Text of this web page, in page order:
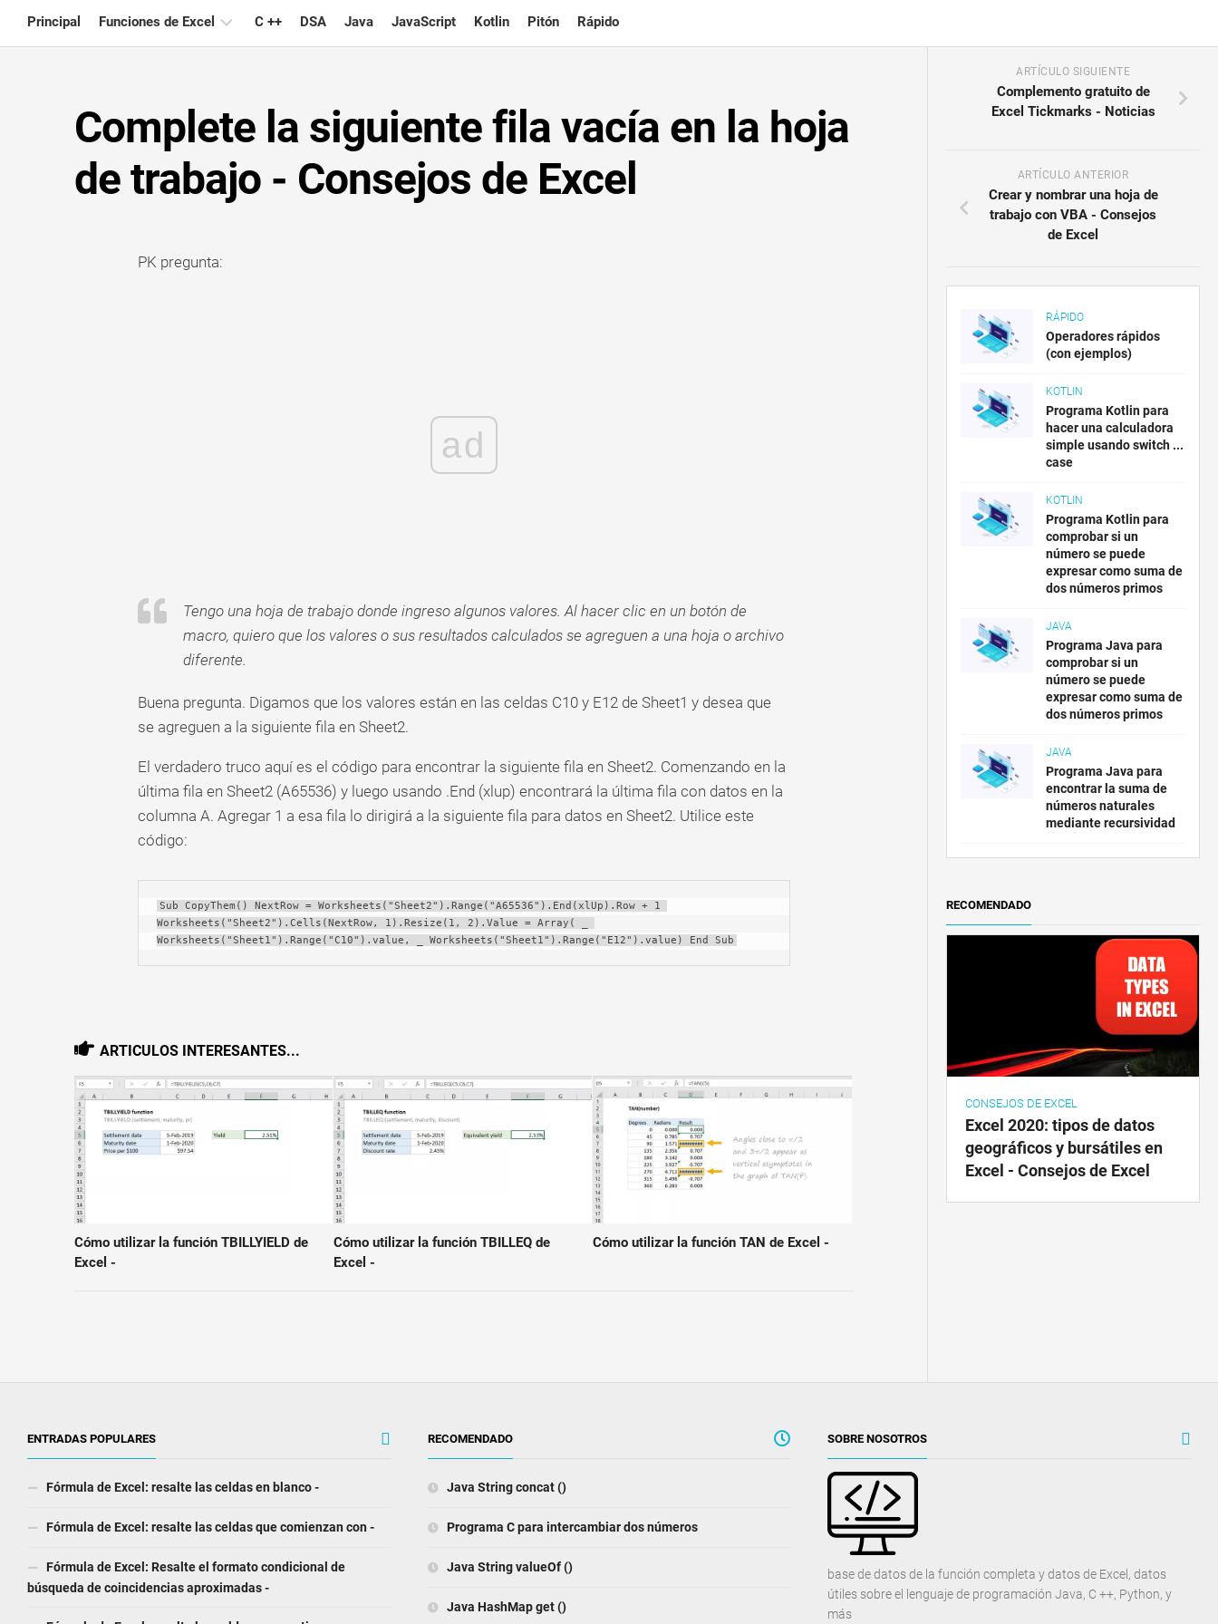
content
Principal Funciones de Excel
Consejos
de
Fórmula
Atajos
C ++ DSA Java JavaScript Kotlin Pitón Rápido
Complete la siguiente fila vacía en la hoja
de trabajo - Consejos de Excel
PK pregunta:
ad
Tengo una hoja de trabajo donde ingreso algunos valores. Al hacer clic en un botón de
macro, quiero que los valores o sus resultados calculados se agreguen a una hoja o archivo
diferente.
Buena pregunta. Digamos que los valores están en las celdas C10 y E12 de Sheet1 y desea que
se agreguen a la siguiente fila en Sheet2.
El verdadero truco aquí es el código para encontrar la siguiente fila en Sheet2. Comenzando en la
última fila en Sheet2 (A65536) y luego usando .End (xlup) encontrará la última fila con datos en la
columna A. Agregar 1 a esa fila lo dirigirá a la siguiente fila para datos en Sheet2. Utilice este
código:
Sub CopyThem() NextRow = Worksheets("Sheet2").Range("A65536").End(xlUp).Row + 1
Worksheets("Sheet2").Cells(NextRow, 1).Resize(1, 2).Value = Array( _
Worksheets("Sheet1").Range("C10").value, _ Worksheets("Sheet1").Range("E12").value) End Sub
ARTICULOS INTERESANTES...
Cómo utilizar la función TBILLYIELD de
Excel -
Cómo utilizar la función TBILLEQ de
Excel -
Cómo utilizar la función TAN de Excel -
ARTÍCULO SIGUIENTE
Complemento gratuito de
Excel Tickmarks - Noticias
ARTÍCULO ANTERIOR
Crear y nombrar una hoja de
trabajo con VBA - Consejos
de Excel
RÁPIDO
Operadores rápidos
(con ejemplos)
KOTLIN
Programa Kotlin para
hacer una calculadora
simple usando switch ...
case
KOTLIN
Programa Kotlin para
comprobar si un
número se puede
expresar como suma de
dos números primos
JAVA
Programa Java para
comprobar si un
número se puede
expresar como suma de
dos números primos
JAVA
Programa Java para
encontrar la suma de
números naturales
mediante recursividad
RECOMENDADO
CONSEJOS DE EXCEL
Excel 2020: tipos de datos
geográficos y bursátiles en
Excel - Consejos de Excel
ENTRADAS POPULARES
Fórmula de Excel: resalte las celdas en blanco -
Fórmula de Excel: resalte las celdas que comienzan con -
Fórmula de Excel: Resalte el formato condicional de
búsqueda de coincidencias aproximadas -
RECOMENDADO
Java String concat ()
Programa C para intercambiar dos números
Java String valueOf ()
Java HashMap get ()
SOBRE NOSOTROS
base de datos de la función completa y datos de Excel, datos
útiles sobre el lenguaje de programación Java, C ++, Python, y
más